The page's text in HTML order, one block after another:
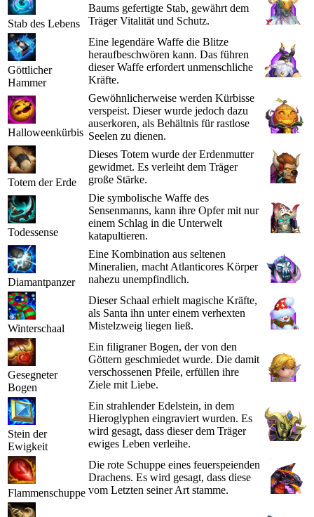
Stab des Lebens
Baums gefertigte Stab, gewährt dem
Träger Vitalität und Schutz.
Göttlicher
Hammer
Eine legendäre Waffe die Blitze
heraufbeschwören kann. Das führen
dieser Waffe erfordert unmenschliche
Kräfte.
Halloweenkürbis
Gewöhnlicherweise werden Kürbisse
verspeist. Dieser wurde jedoch dazu
auserkoren, als Behältnis für rastlose
Seelen zu dienen.
Totem der Erde
Dieses Totem wurde der Erdenmutter
gewidmet. Es verleiht dem Träger
große Stärke.
Todessense
Die symbolische Waffe des
Sensenmanns, kann ihre Opfer mit nur
einem Schlag in die Unterwelt
katapultieren.
Diamantpanzer
Eine Kombination aus seltenen
Mineralien, macht Atlanticores Körper
nahezu unempfindlich.
Winterschaal
Dieser Schaal erhielt magische Kräfte,
als Santa ihn unter einem verhexten
Mistelzweig liegen ließ.
Gesegneter
Bogen
Ein filigraner Bogen, der von den
Göttern geschmiedet wurde. Die damit
verschossenen Pfeile, erfüllen ihre
Ziele mit Liebe.
Stein der
Ewigkeit
Ein strahlender Edelstein, in dem
Hieroglyphen eingraviert wurden. Es
wird gesagt, dass dieser dem Träger
ewiges Leben verleihe.
Flammenschuppe
Die rote Schuppe eines feuerspeienden
Drachens. Es wird gesagt, dass diese
vom Letzten seiner Art stamme.